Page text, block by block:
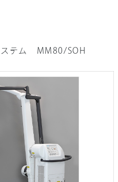
ステム MM80/SOH